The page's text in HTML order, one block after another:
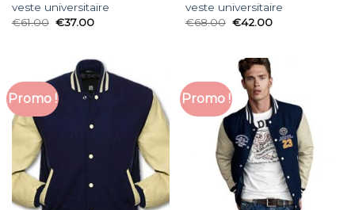
veste universitaire
€61.00 €37.00
veste universitaire
€68.00 €42.00
Promo ! Promo !